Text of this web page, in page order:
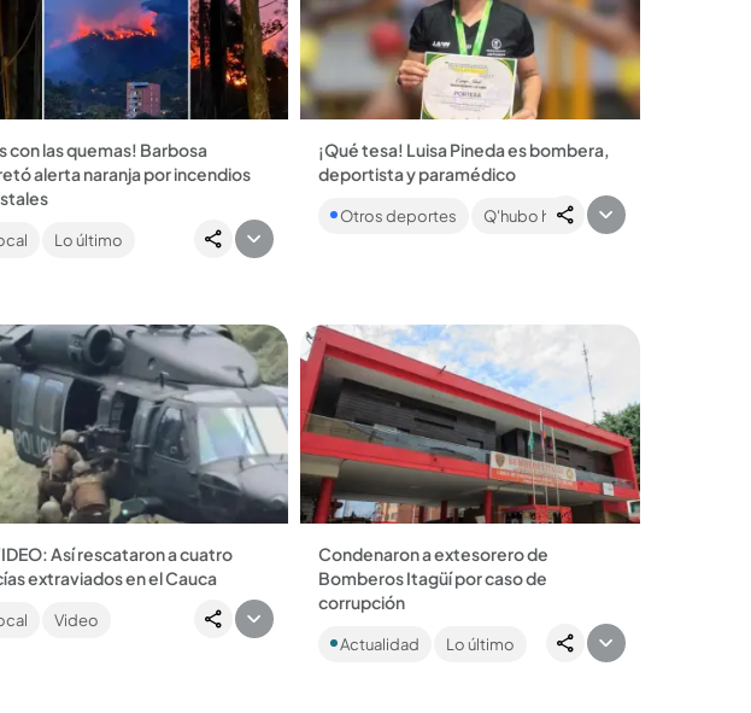
con las quemas! Barbosa
alerta naranja por incendios
privado de Ardila Lülle, donde
Lo último
¡Qué tesa! Luisa Pineda es bombera,
deportista y paramédico
La portera antioqueña es una de las
figuras de la próxima Copa
Internacional Interligas de Medellín....
Otros deportes Q'hubo hoy
Así rescataron a cuatro
extraviados en el Cauca
labores de patrullaje
Video
Condenaron a extesorero de
Bomberos Itagüí por caso de
corrupción
Según la Fiscalía, Juan Alberto Cardona
Henao fue pieza clave para legimitar
Actualidad Lo último